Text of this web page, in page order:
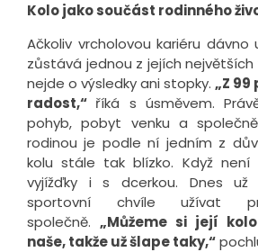
Kolo jako součást rodinného
Ačkoliv vrcholovou kariéru dávno
zůstává jednou z jejích největších
nejde o výsledky ani stopky. „Z
radost,“ říká s úsměvem.
pohyb, pobyt venku a
rodinou je podle ní jedním z
kolu stále tak blízko. Když není
vyjížďky i s dcerkou. Dnes
sportovní chvíle užívat
společně. „Můžeme si její
naše, takže už šlape taky,“